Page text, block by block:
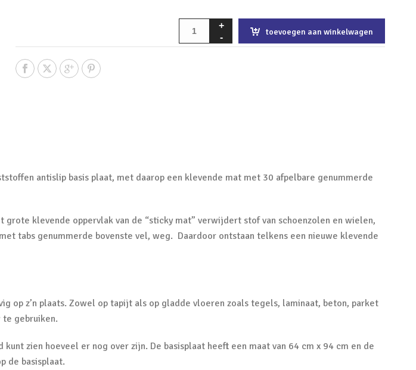
toevoegen aan winkelwagen
antislip basis plaat, met daarop een klevende mat met 30 afpelbare genummerde
klevende oppervlak van de “sticky mat” verwijdert stof van schoenzolen en wielen,
tabs genummerde bovenste vel, weg. Daardoor ontstaan telkens een nieuwe klevende
op z’n plaats. Zowel op tapijt als op gladde vloeren zoals tegels, laminaat, beton, parket
te gebruiken.
zien hoeveel er nog over zijn. De basisplaat heeft een maat van 64 cm x 94 cm en de
de basisplaat.